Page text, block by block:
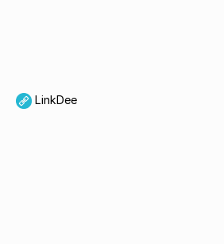
LinkDee